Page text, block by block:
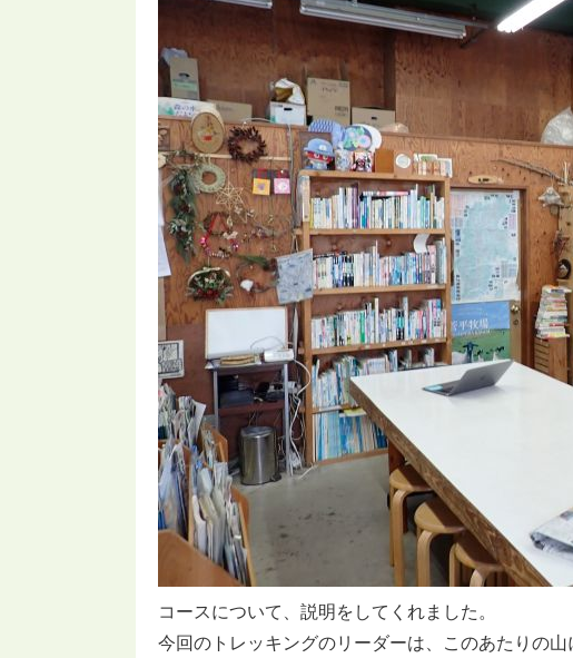
コースについて、説明をしてくれました。
今回のトレッキングのリーダーは、このあたりの山